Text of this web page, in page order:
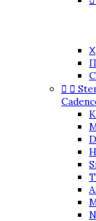
 